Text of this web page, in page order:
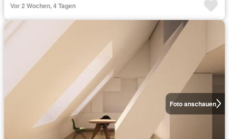
Vor 2 Wochen, 4 Tagen
Foto anschauen